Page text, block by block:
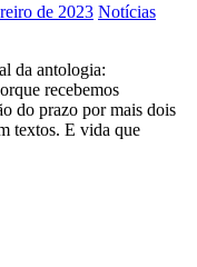
de 2023 Notícias
da antologia:
recebemos
do prazo por mais dois
textos. E vida que